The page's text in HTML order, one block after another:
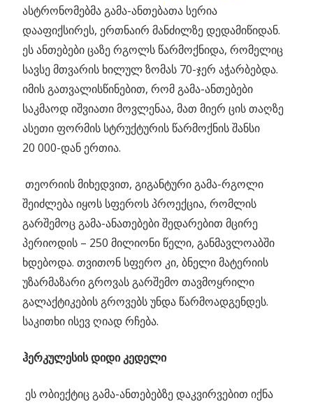
ასტრონომებმა გამა-ანთებათა სერია
დააფიქსირეს, ერთნაირ მანძილზე დედამიწიდან.
ეს ანთებები ცაზე რგოლს წარმოქნიდა, რომელიც
სავსე მთვარის ხილულ ზომას 70-ჯერ აჭარბებდა.
იმის გათვალისწინებით, რომ გამა-ანთებები
საკმაოდ იშვიათი მოვლენაა, მათ მიერ ცის თაღზე
ასეთი ფორმის სტრუქტურის წარმოქნის შანსი
20 000-დან ერთია.
თეორიის მიხედვით, გიგანტური გამა-რგოლი
შეიძლება იყოს სფეროს პროექცია, რომლის
გარშემოც გამა-ანათებები შედარებით მცირე
პერიოდის – 250 მილიონი წელი, განმავლოაბში
ხდებოდა. თვითონ სფერო კი, ბნელი მატერიის
უზარმაზარი გროვას გარშემო თავმოყრილი
გალაქტიკების გროვებს უნდა წარმოადგენდეს.
საკითხი ისევ ღიად რჩება.
ჰერკულესის დიდი კედელი
ეს ობიექტიც გამა-ანთებებზე დაკვირვებით იქნა